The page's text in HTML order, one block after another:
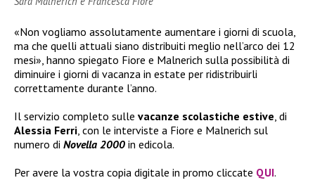
«Non vogliamo assolutamente aumentare i giorni di scuola,
ma che quelli attuali siano distribuiti meglio nell’arco dei 12
mesi», hanno spiegato Fiore e Malnerich sulla possibilità di
diminuire i giorni di vacanza in estate per ridistribuirli
correttamente durante l’anno.
Il servizio completo sulle vacanze scolastiche estive , di
Alessia Ferri , con le interviste a Fiore e Malnerich sul
numero di Novella 2000 in edicola.
Per avere la vostra copia digitale in promo cliccate QUI.